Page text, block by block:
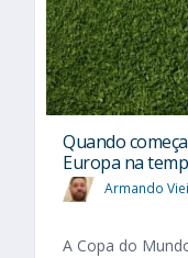
Quando
Europa na
Armando
A Copa do